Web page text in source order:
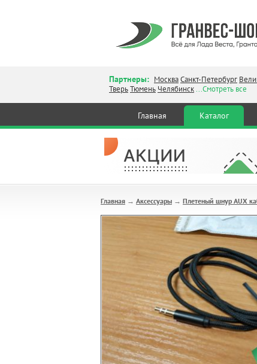
Партнеры: МоскваСанкт-Петербург
ТверьТюмень Челябинск...Смотреть все
Главная Каталог
Главная → Аксессуары → Плетеный шнур AUX